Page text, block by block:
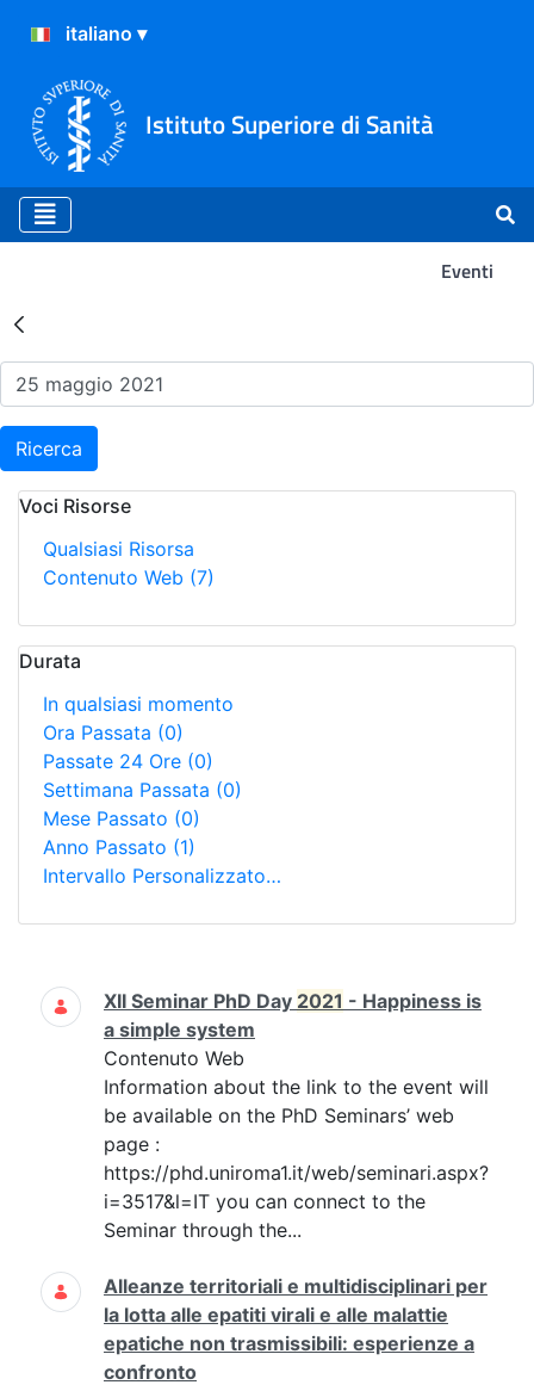
Istituto Superiore di Sanità
Eventi
Risultati della Ricerca -
Ricerca
Voci Risorse
Qualsiasi Risorsa
Contenuto Web (7)
Durata
In qualsiasi momento
Ora Passata (0)
Passate 24 Ore (0)
Settimana Passata (0)
Mese Passato (0)
Anno Passato (1)
Intervallo Personalizzato…
Ricerca
XII Seminar PhD Day 2021 - Happiness is
a simple system
Contenuto Web
Information about the link to the event will
be available on the PhD Seminars’ web
page :
https://phd.uniroma1.it/web/seminari.aspx?
i=3517&l=IT you can connect to the
Seminar through the...
Alleanze territoriali e multidisciplinari per
la lotta alle epatiti virali e alle malattie
epatiche non trasmissibili: esperienze a
confronto